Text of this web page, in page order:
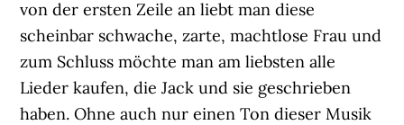
von der ersten Zeile an liebt man diese
scheinbar schwache, zarte, machtlose Frau und
zum Schluss möchte man am liebsten alle
Lieder kaufen, die Jack und sie geschrieben
haben. Ohne auch nur einen Ton dieser Musik